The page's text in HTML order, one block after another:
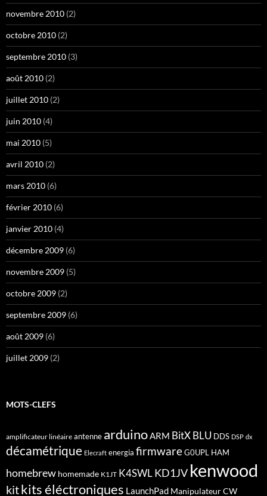
novembre 2010 (2)
octobre 2010 (2)
septembre 2010 (3)
août 2010 (2)
juillet 2010 (2)
juin 2010 (4)
mai 2010 (5)
avril 2010 (2)
mars 2010 (6)
février 2010 (6)
janvier 2010 (4)
décembre 2009 (6)
novembre 2009 (5)
octobre 2009 (2)
septembre 2009 (6)
août 2009 (6)
juillet 2009 (2)
MOTS-CLEFS
amplificateur linéaire antenne arduinoARM BitX BLU DDS DSP dx
décamétrique Elecraft energia firmwareG0UPL HAM
homebrew homemade K1JT K4SWL KD1JV kenwood
kitkits éléctroniques LaunchPad Manipulateur CW